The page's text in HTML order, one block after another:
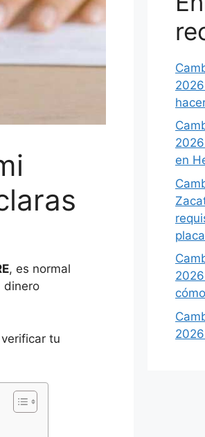
, es normal
dinero
tu
en